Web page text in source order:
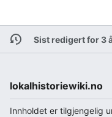
Sist redigert for 3
lokalhistoriewiki.no
Innholdet er tilgjengelig